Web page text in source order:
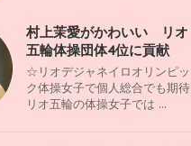
村上茉愛がかわいい リオ
五輪体操団体4位に貢献
☆リオデジャネイロオリンピッ
ク体操女子で個人総合でも期待
リオ五輪の体操女子では ...